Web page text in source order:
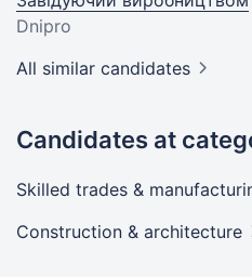
Dnipro
All similar candidates
Candidates at
Skilled trades &
Construction & architecture